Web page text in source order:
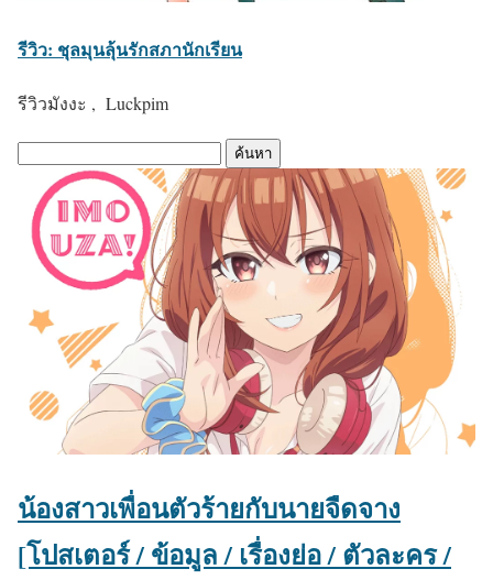
รีวิว: ชุลมุนลุ้นรักสภานักเรียน
รีวิวมังงะ , Luckpim
ค้
น้องสาวเพื่อนตัวร้ายกับนายจืดจาง
[โปสเตอร์ / ข้อมูล / เรื่องย่อ / ตัวละคร /